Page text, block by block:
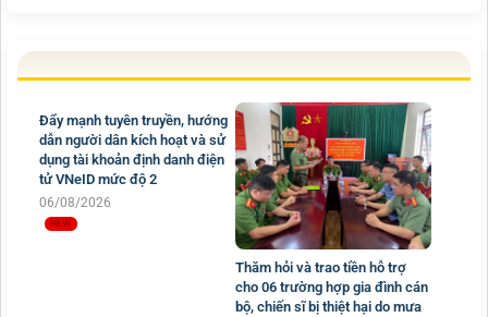
Đẩy mạnh tuyên truyền, hướng
dẫn người dân kích hoạt và sử
dụng tài khoản định danh điện
tử VNeID mức độ 2
06/08/2026
Thăm hỏi và trao tiền hỗ trợ
cho 06 trường hợp gia đình cán
bộ, chiến sĩ bị thiệt hại do mưa